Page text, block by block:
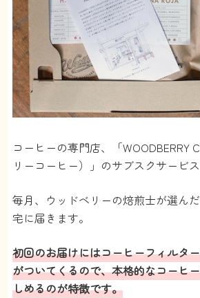
コーヒーの専門店、「WOODBERRY
リーコーヒー）」のサブスクサービス
毎月、ウッドベリーの焙煎士が選ん
宅に届きます。
初回のお届けにはコーヒーフィルタ
がついてくるので、本格的なコーヒ
しめるのが特徴です。